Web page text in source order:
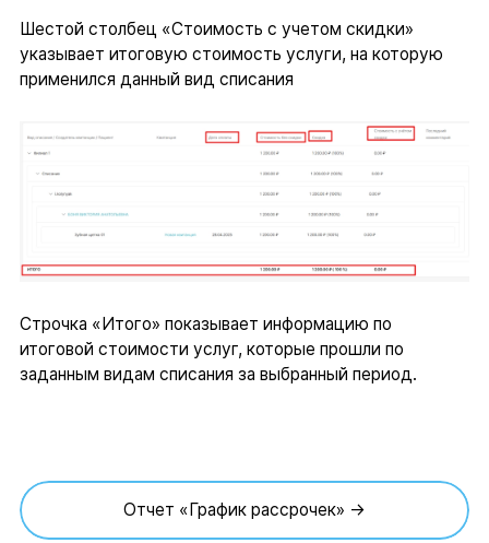
Шестой столбец «Стоимость с учетом скидки»
указывает итоговую стоимость услуги, на которую
применился данный вид списания
Строчка «Итого» показывает информацию по
итоговой стоимости услуг, которые прошли по
заданным видам списания за выбранный период.
Отчет «График рассрочек» →